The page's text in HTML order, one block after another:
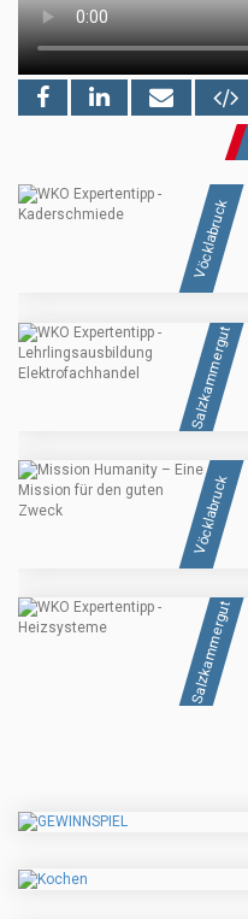
Vöcklabruck
Salzkammergut
Vöcklabruck
Salzkammergut